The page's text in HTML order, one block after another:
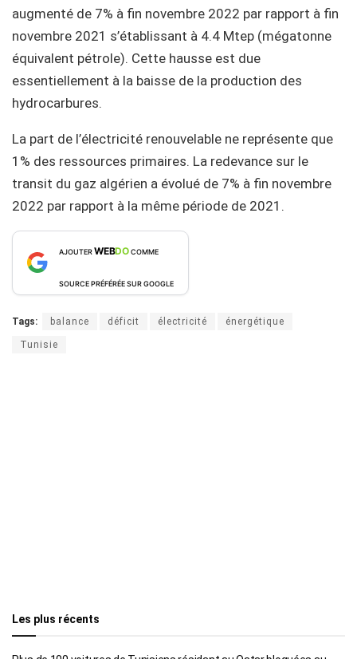
augmenté de 7% à fin novembre 2022 par rapport à fin
novembre 2021 s’établissant à 4.4 Mtep (mégatonne
équivalent pétrole). Cette hausse est due
essentiellement à la baisse de la production des
hydrocarbures.
La part de l’électricité renouvelable ne représente que
1% des ressources primaires. La redevance sur le
transit du gaz algérien a évolué de 7% à fin novembre
2022 par rapport à la même période de 2021.
AJOUTERWEBDOCOMME
SOURCE PRÉFÉRÉE SUR GOOGLE
Tags: balance déficit électricité énergétique
Tunisie
Les plus récents